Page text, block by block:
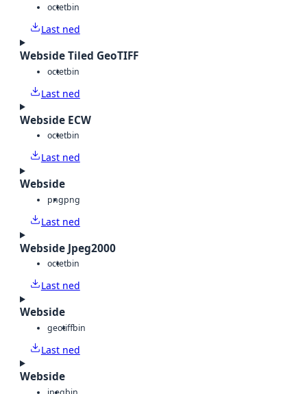
octetbin
Last ned
Webside Tiled GeoTIFF
octetbin
Last ned
Webside ECW
octetbin
Last ned
Webside
pngpng
Last ned
Webside Jpeg2000
octetbin
Last ned
Webside
geotiffbin
Last ned
Webside